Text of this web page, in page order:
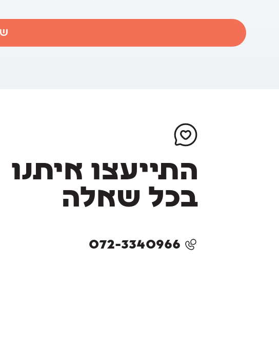
התייעצו איתנו
בכל שאלה
072-3340966